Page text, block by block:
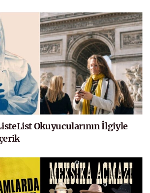
Okuyucularının İlgiyle